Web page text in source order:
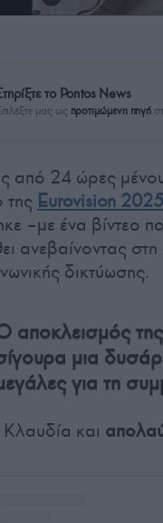
το Pontos News
μας ως προτιμώμενη πηγή
από 24 ώρες
της Eurovision 2025
–με ένα βίντεο
ανεβαίνοντας στη
δικτύωσης.
αποκλεισμός
μια
για τη
Κλαυδία και